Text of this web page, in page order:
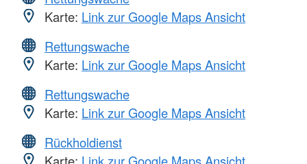
Karte: Link zur Google Maps Ansicht
Rettungswache
Karte: Link zur Google Maps Ansicht
Rettungswache
Karte: Link zur Google Maps Ansicht
Rückholdienst